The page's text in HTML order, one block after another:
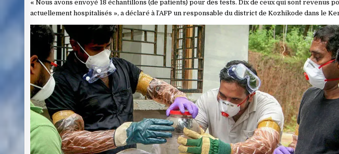
« Nous avons envoyé 18 échantillons (de patients) pour des tests. Dix de ceux qui sont revenus
actuellement hospitalisés », a déclaré à l’AFP un responsable du district de Kozhikode dans le